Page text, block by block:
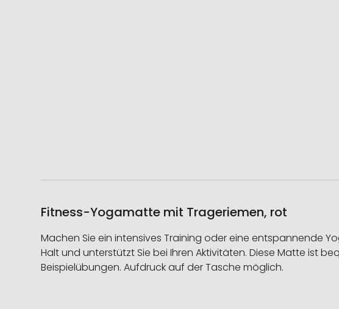
Fitness-Yogamatte mit Trageriemen, rot
Machen Sie ein intensives Training oder eine entspannende
Halt und unterstützt Sie bei Ihren Aktivitäten. Diese Matte ist
Beispielübungen. Aufdruck auf der Tasche möglich.